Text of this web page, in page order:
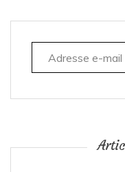
a
n
Adresse e-mail